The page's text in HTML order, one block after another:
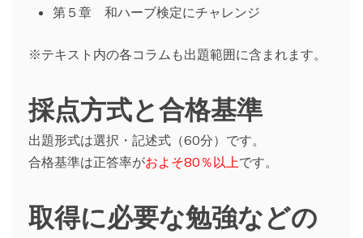
第５章 和ハーブ検定にチャレンジ
※テキスト内の各コラムも出題範囲に含まれます。
採点方式と合格基準
出題形式は選択・記述式（60分）です。
合格基準は正答率がおよそ80％以上です。
取得に必要な勉強などの